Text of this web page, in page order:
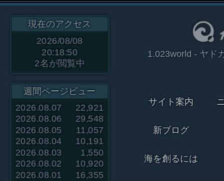
現在のアクセス
2026/08/08
20:18:50
2名が閲覧中
週間ページビュー
2026.08.07
22,921
2026.08.06
29,548
2026.08.05
11,057
2026.08.04
10,191
2026.08.03
1,550
2026.08.02
10,920
2026.08.01
16,355
1.023world - ヤド
サイト案内
新ブログ
海を創るには